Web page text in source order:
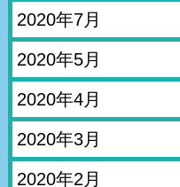
2020年7月
2020年5月
2020年4月
2020年3月
2020年2月